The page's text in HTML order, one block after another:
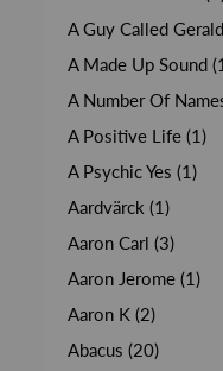
A Guy Called
A Made Up Sound
A Number Of
A Positive Life (1)
A Psychic Yes (1)
Aardvärck (1)
Aaron Carl (3)
Aaron Jerome (1)
Aaron K (2)
Abacus (20)